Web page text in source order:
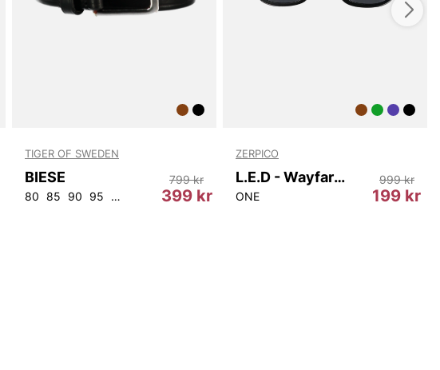
TIGER OF SWEDEN
BIESE
80 85 90 95 100 399 kr
799 kr
ZERPICO
L.E.D - Wayfarer
ONE 199 kr
999 kr